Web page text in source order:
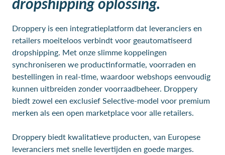
Droppery is een integratieplatform dat leveranciers en
retailers moeiteloos verbindt voor geautomatiseerd
dropshipping. Met onze slimme koppelingen
synchroniseren we productinformatie, voorraden en
bestellingen in real-time, waardoor webshops eenvoudig
kunnen uitbreiden zonder voorraadbeheer. Droppery
biedt zowel een exclusief Selective-model voor premium
merken als een open marketplace voor alle retailers.
Droppery biedt kwalitatieve producten, van Europese
leveranciers met snelle levertijden en goede marges.